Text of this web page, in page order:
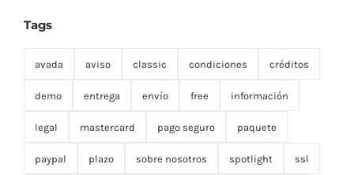
Tags
avada aviso classic condiciones créditos
demo entrega envío free información
legal mastercard pago seguro paquete
paypal plazo sobre nosotros spotlight ssl